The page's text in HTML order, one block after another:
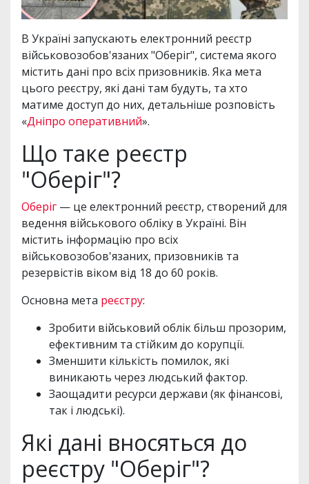
В Україні запускають електронний реєстр
військовозобов'язаних "Оберіг", система якого
містить дані про всіх призовників. Яка мета
цього реєстру, які дані там будуть, та хто
матиме доступ до них, детальніше розповість
«Дніпро оперативний».
Що таке реєстр
"Оберіг"?
Оберіг — це електронний реєстр, створений для
ведення військового обліку в Україні. Він
містить інформацію про всіх
військовозобов'язаних, призовників та
резервістів віком від 18 до 60 років.
Основна мета реєстру:
Зробити військовий облік більш прозорим,
ефективним та стійким до корупції.
Зменшити кількість помилок, які
виникають через людський фактор.
Заощадити ресурси держави (як фінансові,
так і людські).
Які дані вносяться до
реєстру "Оберіг"?